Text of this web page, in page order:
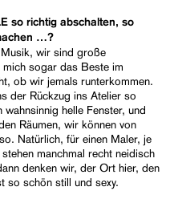
so richtig abschalten, so
…?
wir sind große
sogar das Beste im
ob wir jemals runterkommen.
der Rückzug ins Atelier so
helle Fenster, und
Räumen, wir können von
Natürlich, für einen Maler, je
manchmal recht neidisch
denken wir, der Ort hier, den
so schön still und sexy.